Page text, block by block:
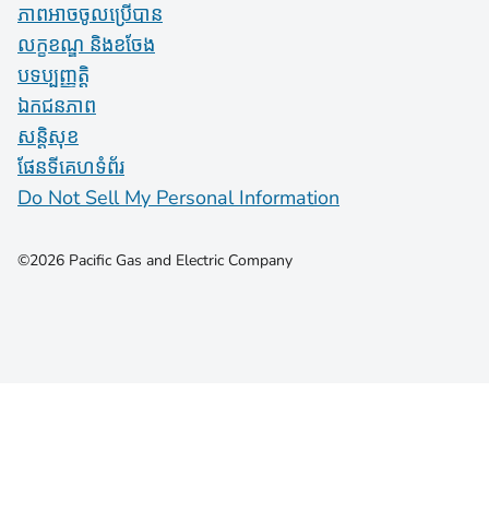
ភាពអាចចូលប្រើបាន
លក្ខខណ្ឌ និងខចែង
បទប្បញ្ញត្តិ
ឯកជនភាព
សន្តិសុខ
ផែនទីគេហទំព័រ
Do Not Sell My Personal Information
©2026 Pacific Gas and Electric Company